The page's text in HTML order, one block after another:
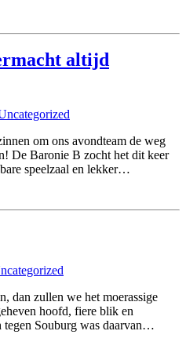
altijd
om ons avondteam de weg
De Baronie B zocht het dit keer
speelzaal en lekker…
dan zullen we het moerassige
hoofd, fiere blik en
tegen Souburg was daarvan…